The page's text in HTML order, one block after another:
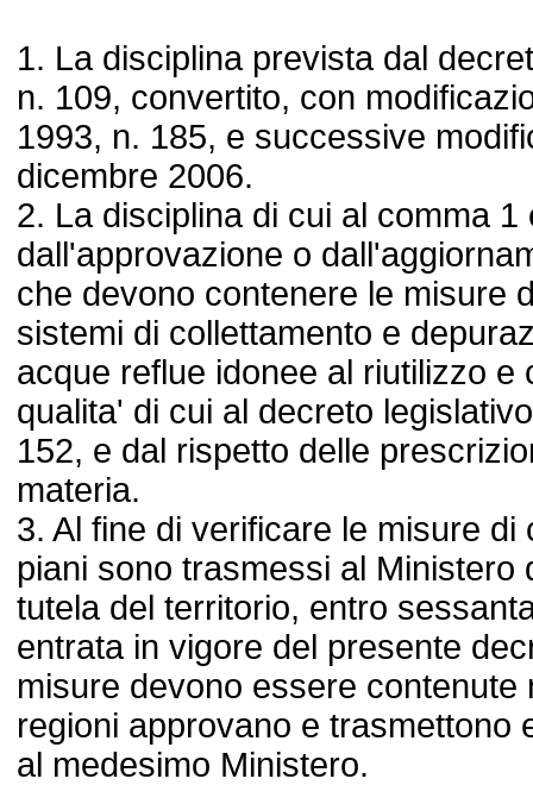
1. La disciplina prevista dal
n. 109, convertito, con
1993, n. 185, e successive
dicembre 2006.
2. La disciplina di cui al comma 1
dall'approvazione o
che devono contenere le misure
sistemi di collettamento e
acque reflue idonee al riutilizzo e
qualita' di cui al decreto
152, e dal rispetto delle
materia.
3. Al fine di verificare le misure di
piani sono trasmessi al Ministero
tutela del territorio, entro
entrata in vigore del presente
misure devono essere contenute
regioni approvano e trasmettono
al medesimo Ministero.